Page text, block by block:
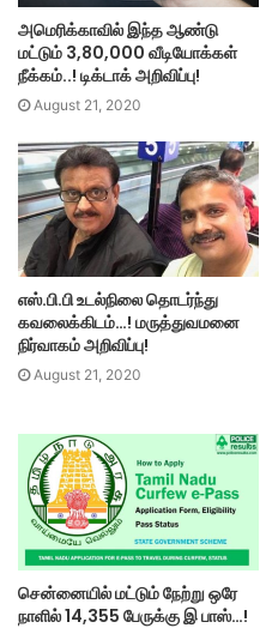
அமெரிக்காவில் இந்த ஆண்டு
மட்டும் 3,80,000 வீடியோக்கள்
நீக்கம்..! டிக்டாக் அறிவிப்பு!
August 21, 2020
எஸ்.பி.பி உடல்நிலை தொடர்ந்து
கவலைக்கிடம்…! மருத்துவமனை
நிர்வாகம் அறிவிப்பு!
August 21, 2020
சென்னையில் மட்டும் நேற்று ஒரே
நாளில் 14,355 பேருக்கு இ பாஸ்…!